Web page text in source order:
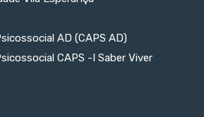
AD (CAPS AD)
CAPS -I Saber Viver